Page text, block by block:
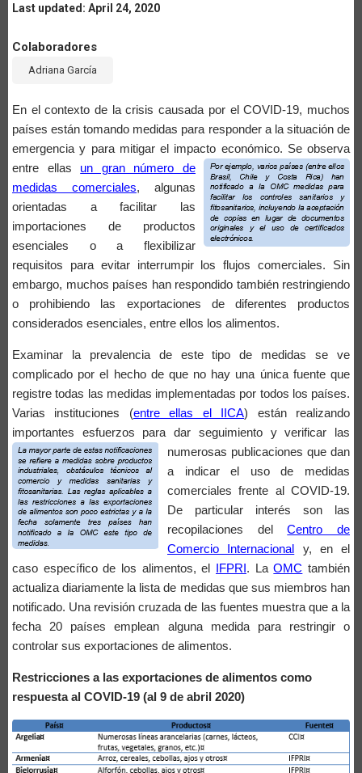
Last updated: April 24, 2020
Colaboradores
Adriana García
En el contexto de la crisis causada por el COVID-19, muchos
países están tomando medidas para responder a la situación de
emergencia y para mitigar el impacto económico. Se observa
entre ellas un gran número de
medidas comerciales, algunas
orientadas a facilitar las
importaciones de productos
esenciales o a flexibilizar
requisitos para evitar interrumpir los flujos comerciales. Sin
embargo, muchos países han respondido también restringiendo
o prohibiendo las exportaciones de diferentes productos
considerados esenciales, entre ellos los alimentos.
Examinar la prevalencia de este tipo de medidas se ve
complicado por el hecho de que no hay una única fuente que
registre todas las medidas implementadas por todos los países.
Varias instituciones (entre ellas el IICA) están realizando
importantes esfuerzos para dar seguimiento yverificar las
numerosas publicaciones que dan
a indicar el uso de medidas
comerciales frente al COVID-19.
De particular interés son las
recopilaciones delCentro de
Comercio Internacional
y, en el
caso específico de los alimentos, el
IFPRI . LaOMC también
actualiza diariamente la lista de medidas que sus miembros han
notificado. Una revisión cruzada de las fuentes muestra que a la
fecha 20 países emplean alguna medida para restringir o
controlar sus exportaciones de alimentos.
Restricciones a las exportaciones de alimentos como
respuesta al COVID-19 (al 9 de abril 2020)